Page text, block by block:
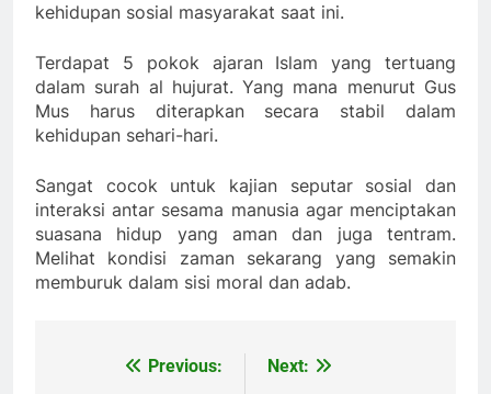
kehidupan sosial masyarakat saat ini.
Terdapat 5 pokok ajaran Islam yang tertuang
dalam surah al hujurat. Yang mana menurut Gus
Mus harus diterapkan secara stabil dalam
kehidupan sehari-hari.
Sangat cocok untuk kajian seputar sosial dan
interaksi antar sesama manusia agar menciptakan
suasana hidup yang aman dan juga tentram.
Melihat kondisi zaman sekarang yang semakin
memburuk dalam sisi moral dan adab.
NavigasiPrevious:
Next: